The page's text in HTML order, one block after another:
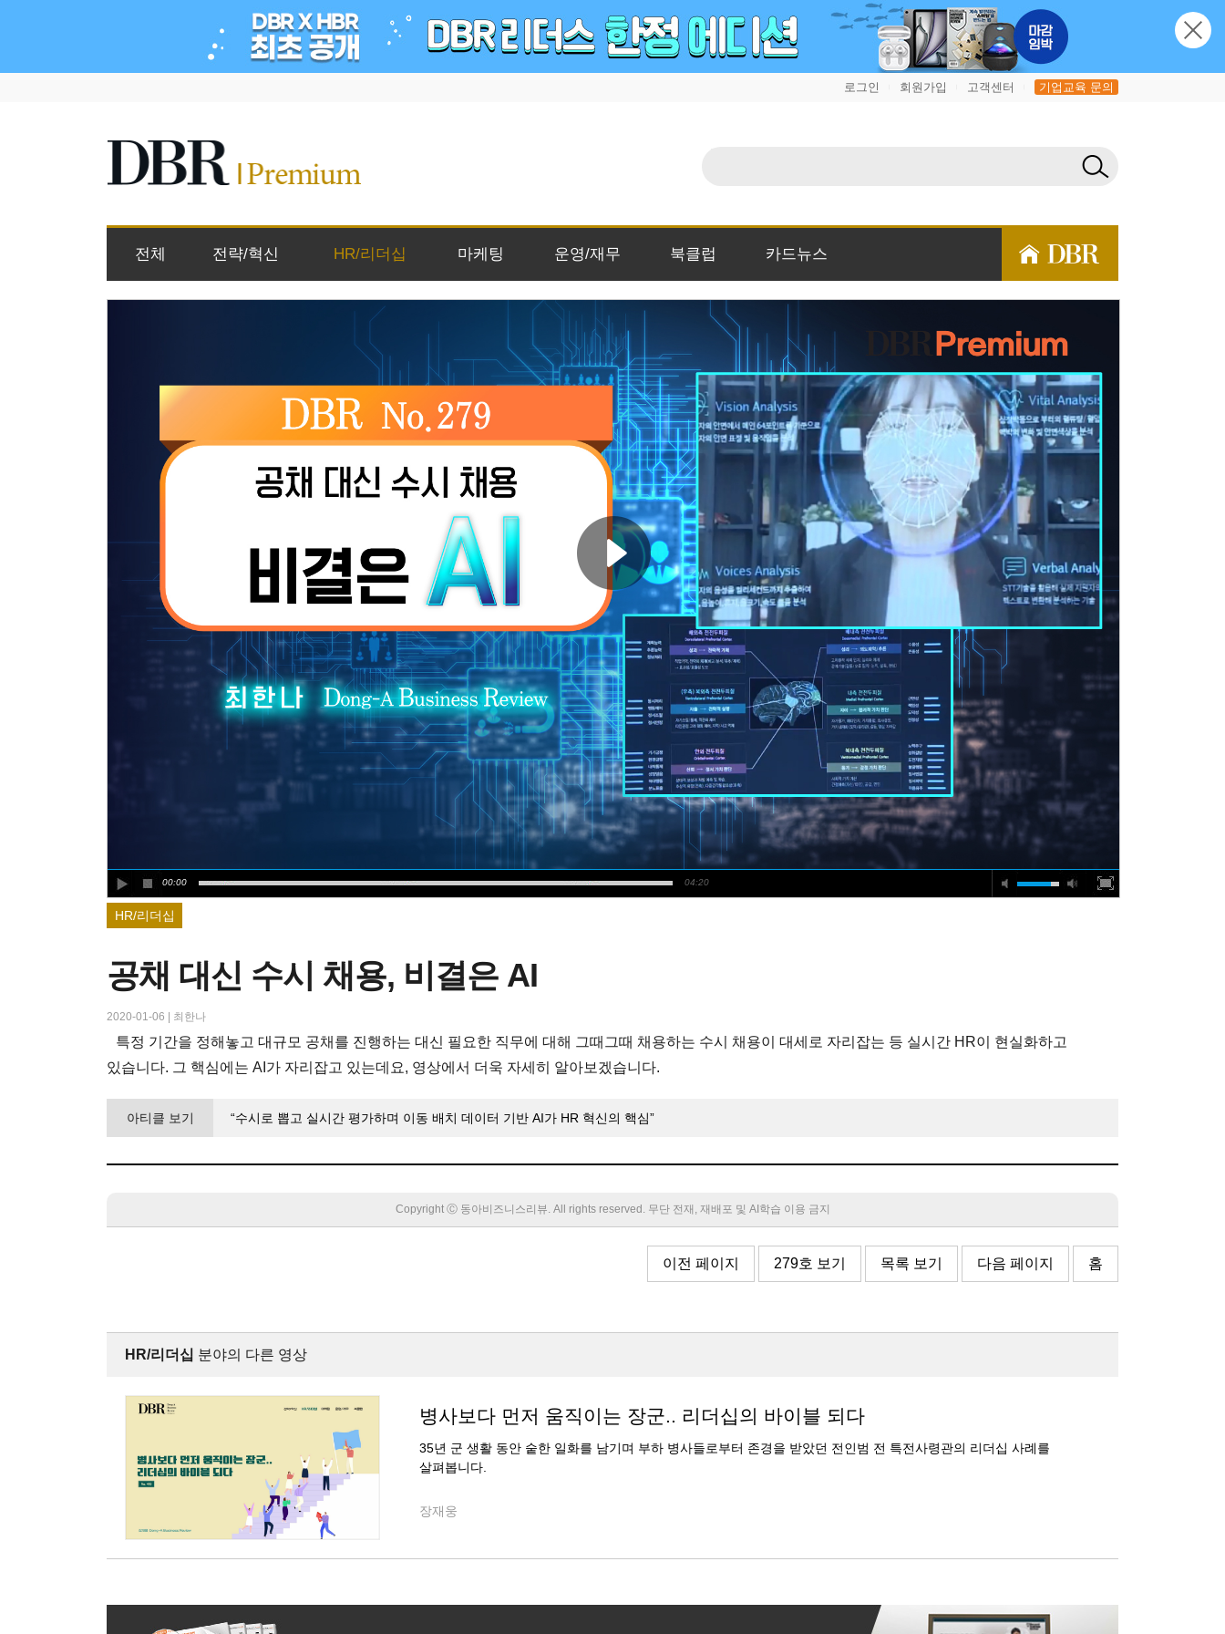
로그인 회원가입 고객센터 기업교육 문의
전체 전략/혁신 HR/리더십 마케팅 운영/재무 북클럽 카드뉴스
00:00 04:20
HR/리더십
공채 대신 수시 채용, 비결은 AI
2020-01-06 | 최한나
특정 기간을 정해놓고 대규모 공채를 진행하는 대신 필요한 직무에 대해 그때그때 채용하는 수시 채용이 대세로 자리잡는 등 실시간 HR이 현실화하고
있습니다. 그 핵심에는 AI가 자리잡고 있는데요, 영상에서 더욱 자세히 알아보겠습니다.
아티클 보기 “수시로 뽑고 실시간 평가하며 이동 배치 데이터 기반 AI가 HR 혁신의 핵심”
Copyright Ⓒ 동아비즈니스리뷰. All rights reserved. 무단 전재, 재배포 및 AI학습 이용 금지
이전 페이지 279호 보기 목록 보기 다음 페이지 홈
HR/리더십 분야의 다른 영상
병사보다 먼저 움직이는 장군.. 리더십의 바이블 되다
35년 군 생활 동안 숱한 일화를 남기며 부하 병사들로부터 존경을 받았던 전인범 전 특전사령관의 리더십 사례를
살펴봅니다.
장재웅